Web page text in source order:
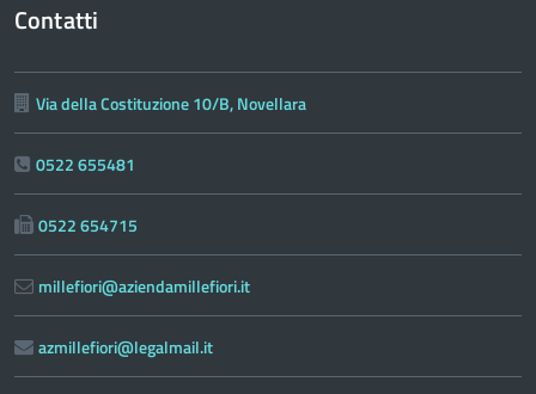
Contatti
Via della Costituzione 10/B, Novellara
0522 655481
0522 654715
millefiori@aziendamillefiori.it
azmillefiori@legalmail.it